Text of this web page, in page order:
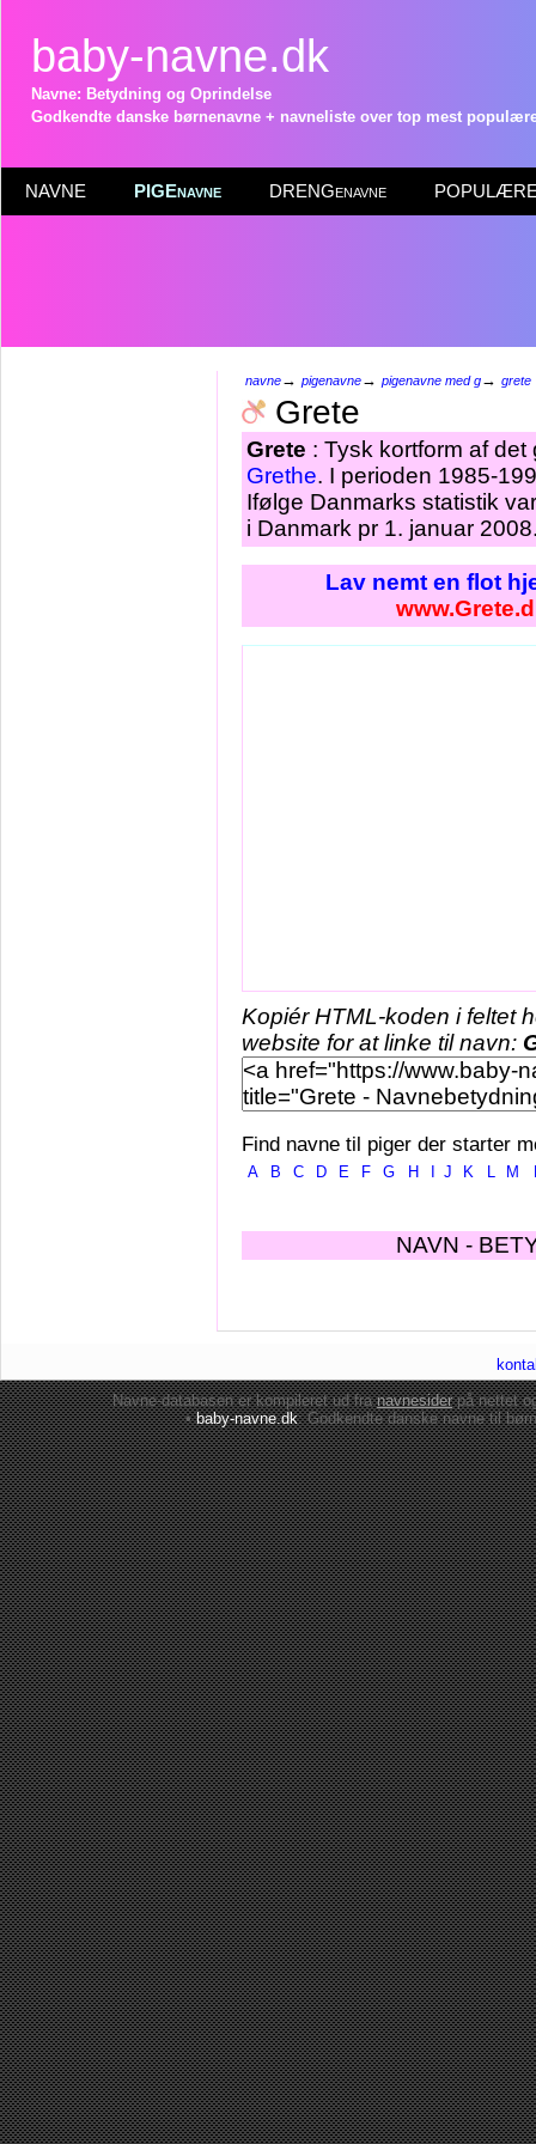
baby-navne.dk
Navne: Betydning og Oprindelse
Godkendte danske børnenavne + navneliste over top mest
NAVNE PIGEnavne DRENGenavne POPULÆRE
navne→ pigenavne→ pigenavne med g→ grete
Grete
Grete : Tysk kortform af
Grethe. I perioden 1985-
Ifølge Danmarks statistik
i Danmark pr 1. januar
Lav nemt en flot
Kopiér HTML-koden i feltet
website for at linke til navn:
Find navne til piger der starter
A B C D E F G H J K L M
NAVN -
Navne-databasen er kompileret ud franavnesiderpå nettet
•baby-navne.dk: Godkendte danskenavne til børn